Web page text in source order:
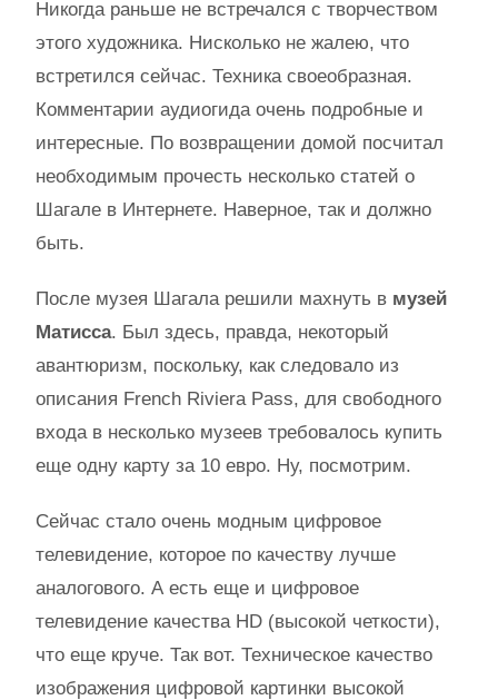
Никогда раньше не встречался с творчеством
этого художника. Нисколько не жалею, что
встретился сейчас. Техника своеобразная.
Комментарии аудиогида очень подробные и
интересные. По возвращении домой посчитал
необходимым прочесть несколько статей о
Шагале в Интернете. Наверное, так и должно
быть.
После музея Шагала решили махнуть в музей
Матисса. Был здесь, правда, некоторый
авантюризм, поскольку, как следовало из
описания French Riviera Pass, для свободного
входа в несколько музеев требовалось купить
еще одну карту за 10 евро. Ну, посмотрим.
Сейчас стало очень модным цифровое
телевидение, которое по качеству лучше
аналогового. А есть еще и цифровое
телевидение качества HD (высокой четкости),
что еще круче. Так вот. Техническое качество
изображения цифровой картинки высокой